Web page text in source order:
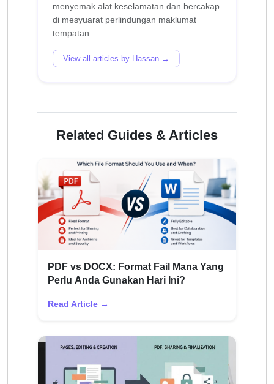
menyemak alat keselamatan dan bercakap
di mesyuarat perlindungan maklumat
View all articles by Hassan →
Related Guides & Articles
PDF vs DOCX: Format Fail Mana Yang
Perlu Anda Gunakan Hari Ini?
Read Article →